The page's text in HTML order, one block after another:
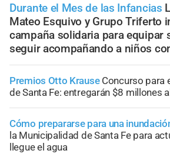
Durante el Mes de las Infancias
Mateo Esquivo y Grupo Triferto
campaña solidaria para equipar
seguir acompañando a niños
Premios Otto Krause Concurso para
de Santa Fe: entregarán $8 millones
Cómo prepararse para una
la Municipalidad de Santa Fe para
llegue el agua